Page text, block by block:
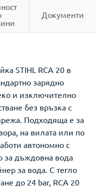
Документи
STIHL RCA 20 в
зарядно
и изключително
без връзка с
Подходяща е за
на вилата или по
автономно с
за дъждовна вода
за вода. С тегло
до 24 bar, RCA 20